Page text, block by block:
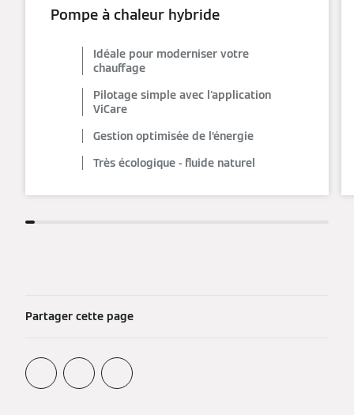
Pompe à chaleur hybride
Idéale pour moderniser votre
chauffage
Pilotage simple avec l'application
ViCare
Gestion optimisée de l’énergie
Très écologique - fluide naturel
Partager cette page